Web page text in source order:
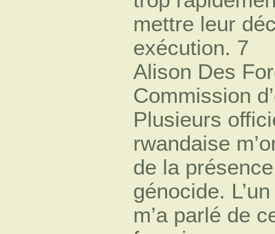
mettre leur
exécution. 7
Alison Des
Commission
Plusieurs
rwandaise
de la
génocide.
m’a parlé de